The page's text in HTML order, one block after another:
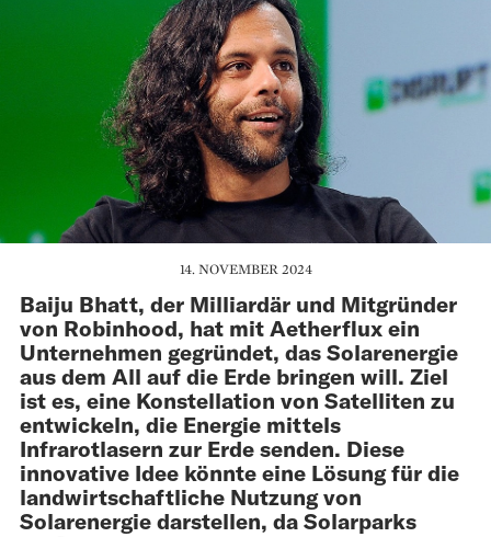
14. NOVEMBER 2024
Baiju Bhatt, der Milliardär und Mitgründer
von Robinhood, hat mit Aetherflux ein
Unternehmen gegründet, das Solarenergie
aus dem All auf die Erde bringen will. Ziel
ist es, eine Konstellation von Satelliten zu
entwickeln, die Energie mittels
Infrarotlasern zur Erde senden. Diese
innovative Idee könnte eine Lösung für die
landwirtschaftliche Nutzung von
Solarenergie darstellen, da Solarparks